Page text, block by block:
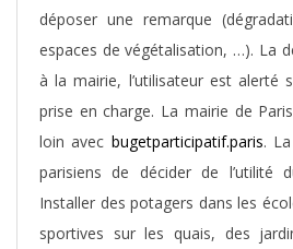
déposer une remarque
espaces de végétalisation, …). La
à la mairie, l’utilisateur est alerté
prise en charge. La mairie de
loin avec bugetparticipatif.paris.
parisiens de décider de l’utilité
Installer des potagers dans les
sportives sur les quais, des